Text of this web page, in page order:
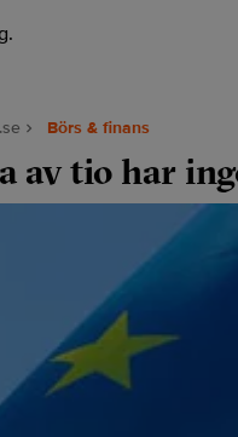
Börs & finans
av tio har